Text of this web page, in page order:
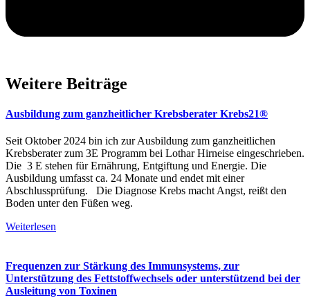
Weitere Beiträge
Ausbildung zum ganzheitlicher Krebsberater Krebs21®
Seit Oktober 2024 bin ich zur Ausbildung zum ganzheitlichen
Krebsberater zum 3E Programm bei Lothar Hirneise eingeschrieben.
Die 3 E stehen für Ernährung, Entgiftung und Energie. Die
Ausbildung umfasst ca. 24 Monate und endet mit einer
Abschlussprüfung. Die Diagnose Krebs macht Angst, reißt den
Boden unter den Füßen weg.
Weiterlesen
Frequenzen zur Stärkung des Immunsystems, zur
Unterstützung des Fettstoffwechsels oder unterstützend bei der
Ausleitung von Toxinen